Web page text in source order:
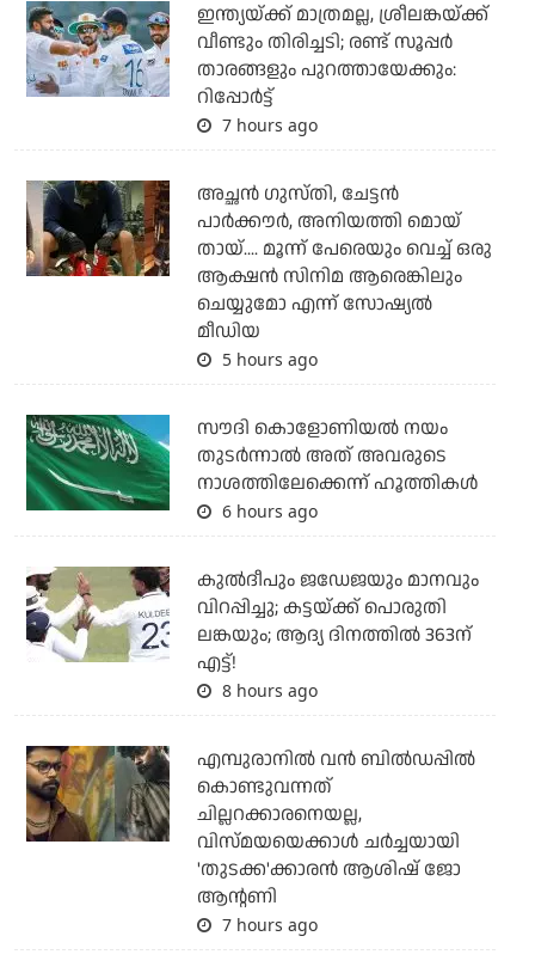
ഇന്ത്യയ്ക്ക് മാത്രമല്ല, ശ്രീലങ്കയ്ക്ക്
വീണ്ടും തിരിച്ചടി; രണ്ട് സൂപ്പര്‍
താരങ്ങളും പുറത്തായേക്കും:
റിപ്പോര്‍ട്ട്
7 hours ago
അച്ഛന്‍ ഗുസ്തി, ചേട്ടന്‍
പാര്‍ക്കൗര്‍, അനിയത്തി മൊയ്
തായ്.... മൂന്ന് പേരെയും വെച്ച് ഒരു
ആക്ഷന്‍ സിനിമ ആരെങ്കിലും
ചെയ്യുമോ എന്ന് സോഷ്യല്‍
മീഡിയ
5 hours ago
സൗദി കൊളോണിയല്‍ നയം
തുടര്‍ന്നാല്‍ അത് അവരുടെ
നാശത്തിലേക്കെന്ന് ഹൂത്തികള്‍
6 hours ago
കുല്‍ദീപും ജഡേജയും മാനവും
വിറപ്പിച്ചു; കട്ടയ്ക്ക് പൊരുതി
ലങ്കയും; ആദ്യ ദിനത്തില്‍ 363ന്
എട്ട്!
8 hours ago
എമ്പുരാനില്‍ വന്‍ ബില്‍ഡപ്പില്‍
കൊണ്ടുവന്നത്
ചില്ലറക്കാരനെയല്ല,
വിസ്മയയെക്കാള്‍ ചര്‍ച്ചയായി
'തുടക്ക'ക്കാരന്‍ ആശിഷ് ജോ
ആന്റണി
7 hours ago